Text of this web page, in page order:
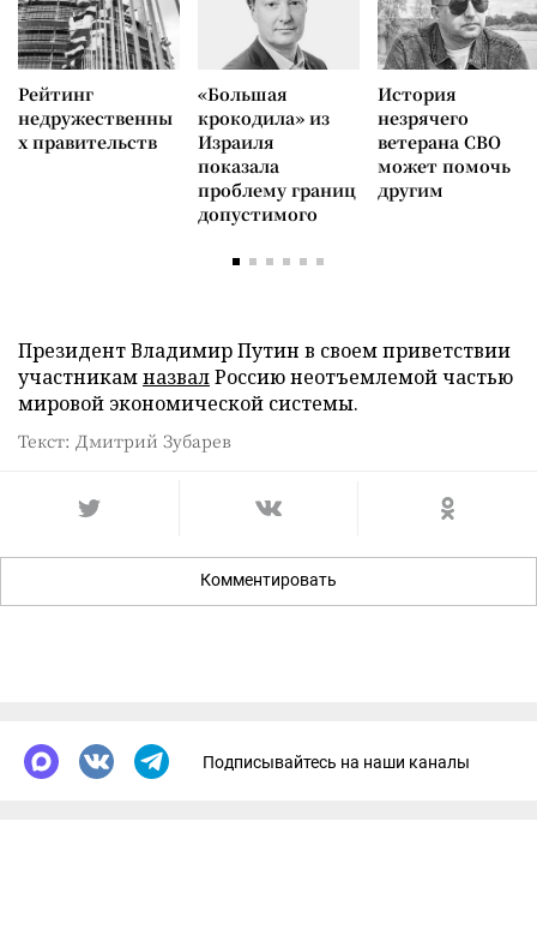
Рейтинг
недружественны
х правительств
«Большая
крокодила» из
Израиля
показала
проблему границ
допустимого
История
незрячего
ветерана СВО
может помочь
другим
Президент Владимир Путин в своем приветствии
участникамназвалРоссию неотъемлемой частью
мировой экономической системы.
Текст: Дмитрий Зубарев
Комментировать
Подписывайтесь на наши каналы